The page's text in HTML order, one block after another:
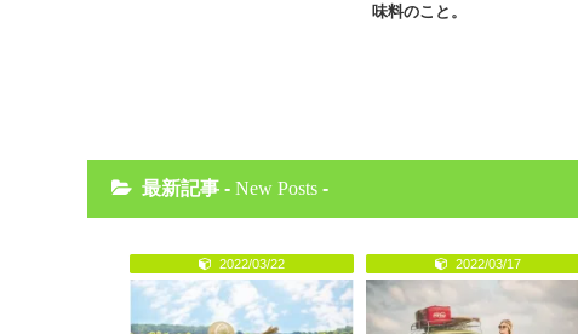
味料のこと。
最新記事 - New Posts -
2022/03/22 2022/03/17